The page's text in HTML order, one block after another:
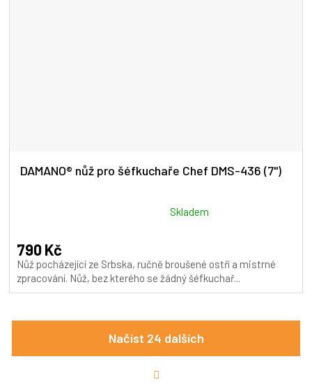
DAMANO® nůž pro šéfkuchaře Chef DMS-436 (7")
produktu
je
5,0
z
hvězdiček.
Skladem
790 Kč
Nůž pocházející ze Srbska, ručně broušené ostří a mistrné
zpracování. Nůž, bez kterého se žádný šéfkuchař...
Načíst 24 dalších
t